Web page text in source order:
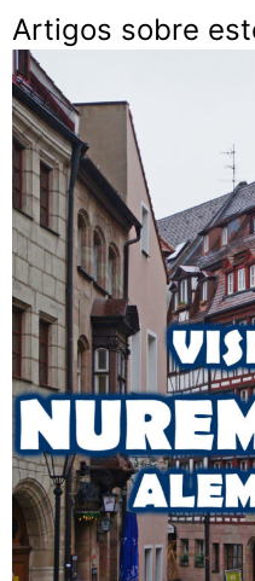
Artigos sobre